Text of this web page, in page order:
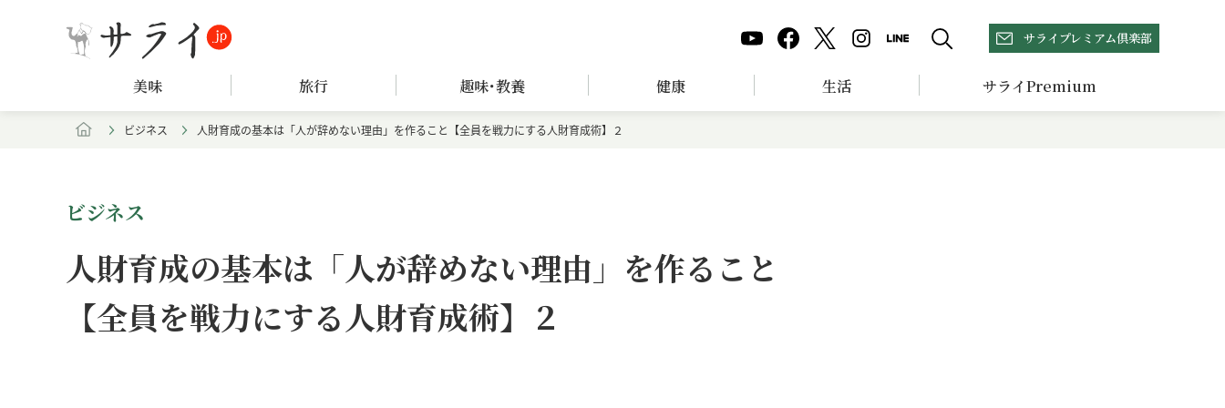
サライプレミアム倶楽部
美味 旅行 趣味･教養 健康 生活 サライPremium
ビジネス 人財育成の基本は「人が辞めない理由」を作ること【全員を戦力にする人財育成術】２
ビジネス
人財育成の基本は「人が辞めない理由」を作ること
【全員を戦力にする人財育成術】２